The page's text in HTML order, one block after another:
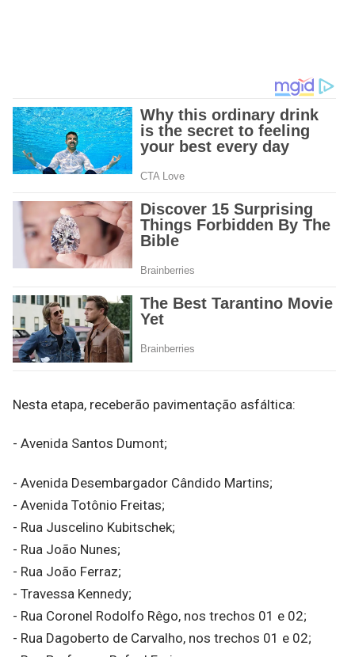
Nesta etapa, receberão pavimentação asfáltica:
- Avenida Santos Dumont;
- Avenida Desembargador Cândido Martins;
- Avenida Totônio Freitas;
- Rua Juscelino Kubitschek;
- Rua João Nunes;
- Rua João Ferraz;
- Travessa Kennedy;
- Rua Coronel Rodolfo Rêgo, nos trechos 01 e 02;
- Rua Dagoberto de Carvalho, nos trechos 01 e 02;